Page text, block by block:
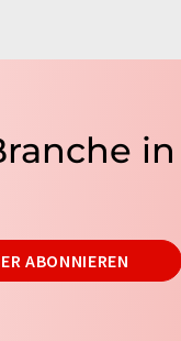
in
ABONNIEREN